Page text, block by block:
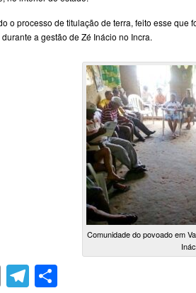
o processo de titulação de terra, feito esse que
a gestão de Zé Inácio no Incra.
Comunidade do povoado em
EmailTelegram